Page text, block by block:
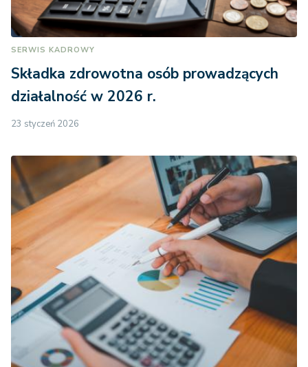
SERWIS KADROWY
Składka zdrowotna osób prowadzących
działalność w 2026 r.
23 styczeń 2026